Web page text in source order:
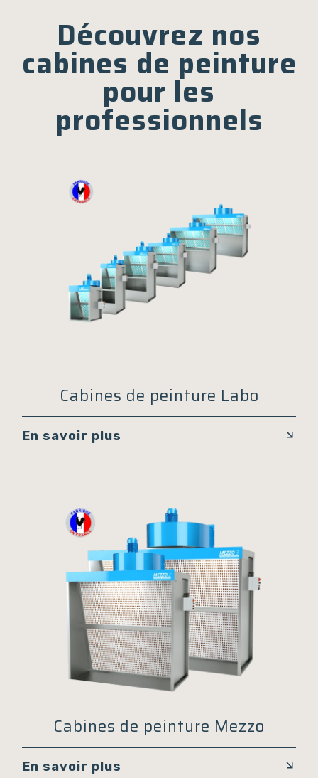
Découvrez nos
cabines de peinture
pour les
professionnels
Cabines de peinture Labo
En savoir plus
Cabines de peinture Mezzo
En savoir plus